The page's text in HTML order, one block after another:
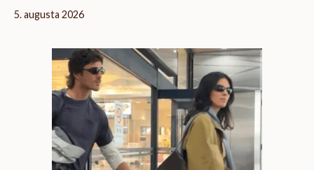
5. augusta 2026